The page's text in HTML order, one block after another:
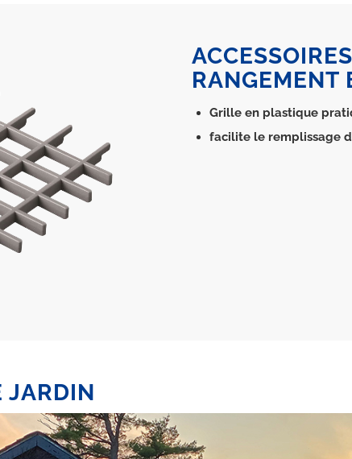
RANGEMENT
Grille en plastique
facilite le remplissage
JARDIN